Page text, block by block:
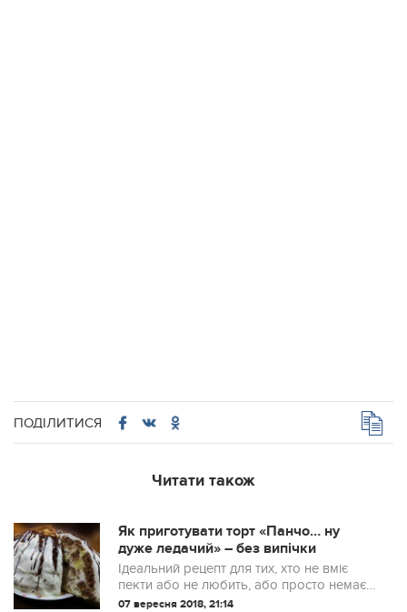
ПОДІЛИТИСЯ
Читати також
Як приготувати торт «Панчо… ну
дуже ледачий» – без випічки
Ідеальний рецепт для тих, хто не вміє
пекти або не любить, або просто немає
вільного часу. Просто, швидко,
07 вересня 2018, 21:14